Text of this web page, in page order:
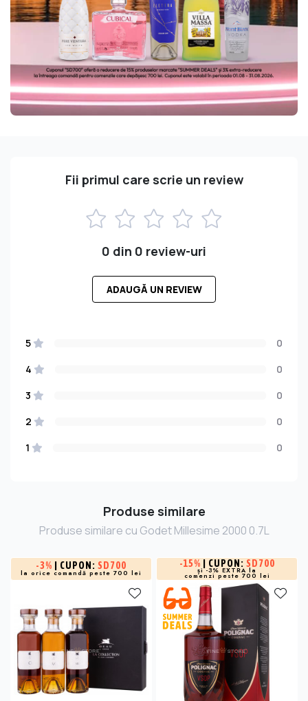
Fii primul care scrie un review
0 din 0 review-uri
ADAUGĂ UN REVIEW
5
0
4
0
3
0
2
0
1
0
Produse similare
Produse similare cu Godet Millesime 2000 0.7L
-3% | CUPON: SD700
la orice comandă peste 700 lei
-15% | CUPON: SD700
și -3% EXTRA la
comenzi peste 700 lei